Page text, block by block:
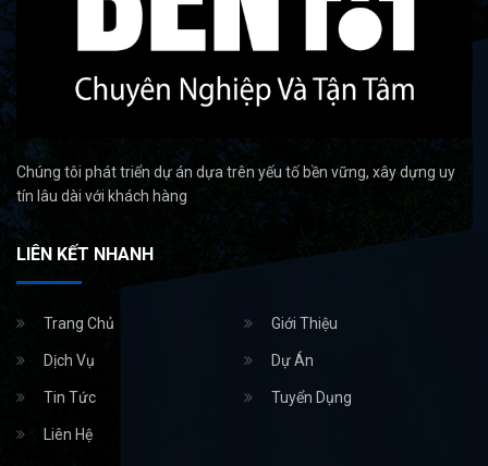
Chúng tôi phát triển dự án dựa trên yếu tố bền vững, xây dựng uy
tín lâu dài với khách hàng
LIÊN KẾT NHANH
Trang Chủ Giới Thiệu
Dịch Vụ Dự Án
Tin Tức Tuyển Dụng
Liên Hệ